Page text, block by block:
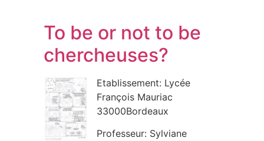
To be or not to be
chercheuses?
Etablissement: Lycée
François Mauriac
33000Bordeaux
Professeur: Sylviane